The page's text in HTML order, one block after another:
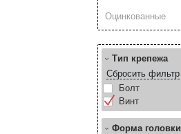
Оцинкованные
Тип крепежа
Сбросить фильтр
Болт
Винт
Форма головки